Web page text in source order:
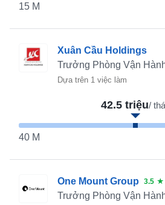
15 M
Xuân Cầu Holdings
Trưởng Phòng Vận
Dựa trên 1 việc làm
42.5 triệu/
40 M
One Mount Group 3.5 ★
Trưởng Phòng Vận